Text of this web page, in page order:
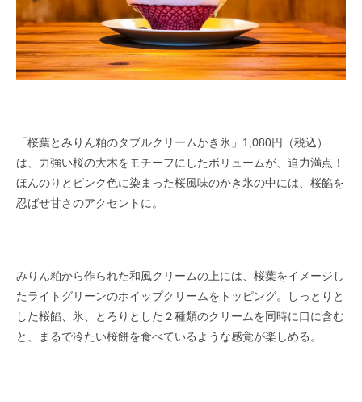
「桜葉とみりん粕のタブルクリームかき氷」1,080円（税込）
は、力強い桜の大木をモチーフにしたボリュームが、迫力満点！
ほんのりとピンク色に染まった桜風味のかき氷の中には、桜餡を
忍ばせ甘さのアクセントに。
みりん粕から作られた和風クリームの上には、桜葉をイメージし
たライトグリーンのホイップクリームをトッピング。しっとりと
した桜餡、氷、とろりとした２種類のクリームを同時に口に含む
と、まるで冷たい桜餅を食べているような感覚が楽しめる。